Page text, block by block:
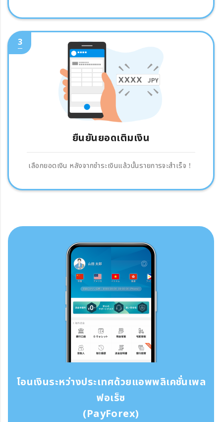
3
ยืนยันยอดเติมเงิน
เลือกยอดเงิน หลังจากชำระเงินแล้วนั้นรายการจะสำเร็จ！
โอนเงินระหว่างประเทศด้วยแอพพลิเคชั่นเพล
ฟอเร็ซ
(PayForex)